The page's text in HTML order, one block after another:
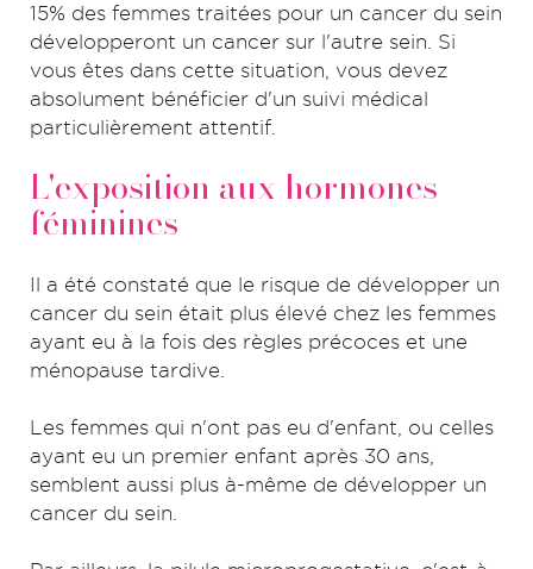
15% des femmes traitées pour un cancer du sein
développeront un cancer sur l'autre sein. Si
vous êtes dans cette situation, vous devez
absolument bénéficier d'un suivi médical
particulièrement attentif.
L'exposition aux hormones
féminines
Il a été constaté que le risque de développer un
cancer du sein était plus élevé chez les femmes
ayant eu à la fois des règles précoces et une
ménopause tardive.
Les femmes qui n'ont pas eu d'enfant, ou celles
ayant eu un premier enfant après 30 ans,
semblent aussi plus à-même de développer un
cancer du sein.